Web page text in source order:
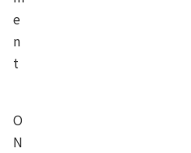
e
n
t
O
N